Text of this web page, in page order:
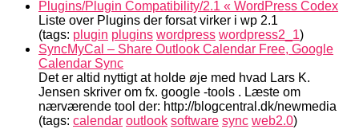
Plugins/Plugin Compatibility/2.1 « WordPress Codex
Liste over Plugins der forsat virker i wp 2.1
(tags: plugin plugins wordpress wordpress2_1)
SyncMyCal – Share Outlook Calendar Free, Google
Calendar Sync
Det er altid nyttigt at holde øje med hvad Lars K.
Jensen skriver om fx. google -tools . Læste om
nærværende tool der: http://blogcentral.dk/newmedia
(tags: calendar outlook software sync web2.0)